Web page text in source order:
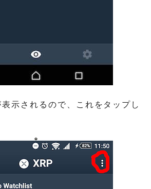
示されるので、これをタップし